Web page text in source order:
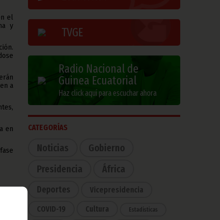
el
y
a
en
TVGE
Radio Nacional de
Guinea Ecuatorial
Haz click aquí para escuchar ahora
CATEGORÍAS
Noticias
Gobierno
Presidencia
África
Deportes Vicepresidencia
COVID-19 Cultura Estadísticas